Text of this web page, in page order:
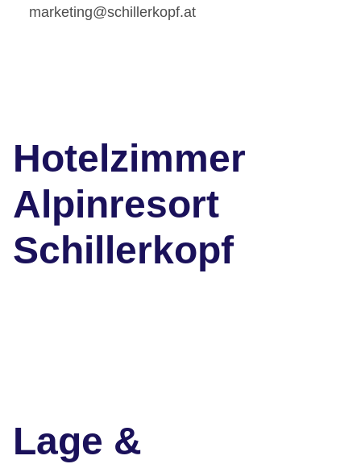
marketing@schillerkopf.at
Hotelzimmer
Alpinresort
Schillerkopf
Lage &